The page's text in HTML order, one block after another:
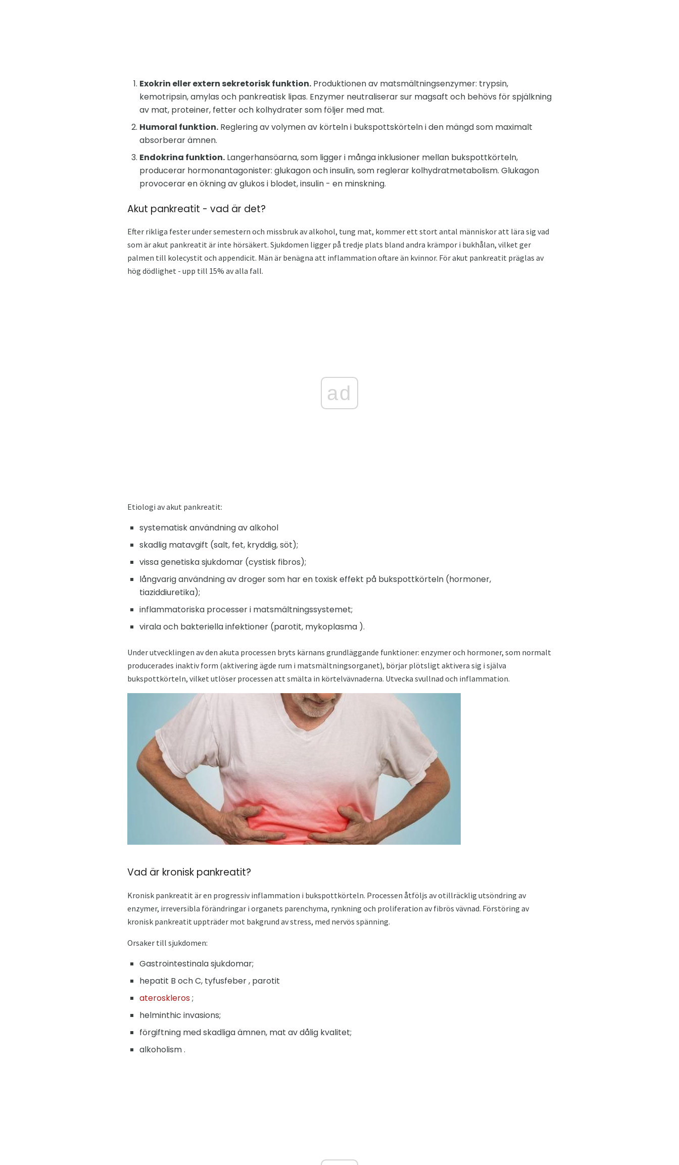
Exokrin eller extern sekretorisk funktion. Produktionen av matsmältningsenzymer: trypsin,
kemotripsin, amylas och pankreatisk lipas. Enzymer neutraliserar sur magsaft och behövs för spjälkning
av mat, proteiner, fetter och kolhydrater som följer med mat.
Humoral funktion. Reglering av volymen av körteln i bukspottskörteln i den mängd som maximalt
absorberar ämnen.
Endokrina funktion. Langerhansöarna, som ligger i många inklusioner mellan bukspottkörteln,
producerar hormonantagonister: glukagon och insulin, som reglerar kolhydratmetabolism. Glukagon
provocerar en ökning av glukos i blodet, insulin - en minskning.
Akut pankreatit - vad är det?
Efter rikliga fester under semestern och missbruk av alkohol, tung mat, kommer ett stort antal människor att lära sig vad
som är akut pankreatit är inte hörsäkert. Sjukdomen ligger på tredje plats bland andra krämpor i bukhålan, vilket ger
palmen till kolecystit och appendicit. Män är benägna att inflammation oftare än kvinnor. För akut pankreatit präglas av
hög dödlighet - upp till 15% av alla fall.
ad
Etiologi av akut pankreatit:
systematisk användning av alkohol
skadlig matavgift (salt, fet, kryddig, söt);
vissa genetiska sjukdomar (cystisk fibros);
långvarig användning av droger som har en toxisk effekt på bukspottkörteln (hormoner,
tiaziddiuretika);
inflammatoriska processer i matsmältningssystemet;
virala och bakteriella infektioner (parotit, mykoplasma ).
Under utvecklingen av den akuta processen bryts kärnans grundläggande funktioner: enzymer och hormoner, som normalt
producerades inaktiv form (aktivering ägde rum i matsmältningsorganet), börjar plötsligt aktivera sig i själva
bukspottkörteln, vilket utlöser processen att smälta in körtelvävnaderna. Utvecka svullnad och inflammation.
Vad är kronisk pankreatit?
Kronisk pankreatit är en progressiv inflammation i bukspottkörteln. Processen åtföljs av otillräcklig utsöndring av
enzymer, irreversibla förändringar i organets parenchyma, rynkning och proliferation av fibrös vävnad. Förstöring av
kronisk pankreatit uppträder mot bakgrund av stress, med nervös spänning.
Orsaker till sjukdomen:
Gastrointestinala sjukdomar;
hepatit B och C, tyfusfeber , parotit
ateroskleros;
helminthic invasions;
förgiftning med skadliga ämnen, mat av dålig kvalitet;
alkoholism .